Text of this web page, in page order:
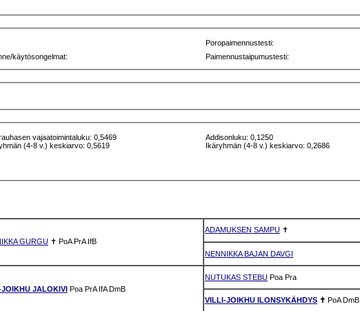
Poropaimennustesti:
käytösongelmat: Paimennustaipumustesti:
vajaatoimintaluku: 0,5469
(4-8 v.) keskiarvo: 0,5619
Addisonluku: 0,1250
Ikäryhmän (4-8 v.) keskiarvo: 0,2686
GURGU ✝ PoA PrA IfB
ADAMUKSEN SAMPU ✝
NENNIKKA BAJAN DAVGI
JALOKIVI Poa PrA IfA DmB
NUTUKAS STEBU Poa Pra
VILLI-JOIKHU ILONSYKÄHDYS ✝ PoA DmB